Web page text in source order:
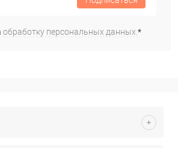
обработку персональных данных.*